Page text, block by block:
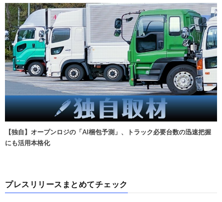
【独自】オープンロジの「AI梱包予測」、トラック必要台数の迅速把握
にも活用本格化
プレスリリースまとめてチェック